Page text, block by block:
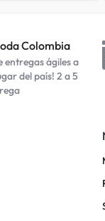
Colombia
entregas ágiles a
del país! 2 a 5